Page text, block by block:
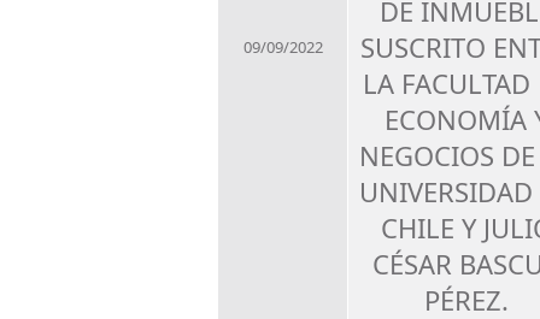
09/09/2022
DE
SUSCRITO
LA FACULTAD
ECONOMÍA
NEGOCIOS
UNIVERSIDAD
CHILE Y
CÉSAR
PÉREZ.